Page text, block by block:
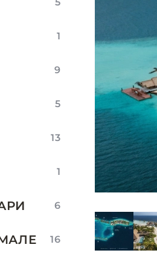
1
9
5
13
1
6
16